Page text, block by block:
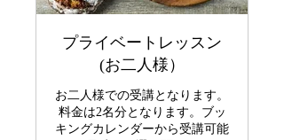
プライベートレッスン
(お二人様）
お二人様での受講となります。
料金は2名分となります。ブッ
キングカレンダーから受講可能